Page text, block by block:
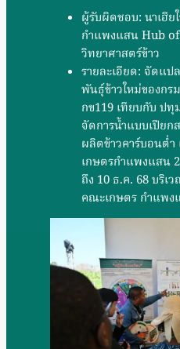
ผู้รับผิดชอบ: นาเฮี
กำแพงแสน Hub
วิทยาศาสตร์ข้าว
รายละเอียด: จัดแป
พันธุ์ข้าวใหม่ของกร
กข119 เทียบกับ ป
จัดการน้ำแบบเปียก
ผลิตข้าวคาร์บอนต่ำ
เกษตรกำแพงแสน
ถึง 10 ธ.ค. 68 บริเ
คณะเกษตร กำแพง